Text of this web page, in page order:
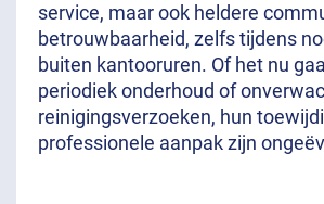
service, maar ook heldere
betrouwbaarheid, zelfs tijdens
buiten kantooruren. Of het nu
periodiek onderhoud of
reinigingsverzoeken, hun
professionele aanpak zijn